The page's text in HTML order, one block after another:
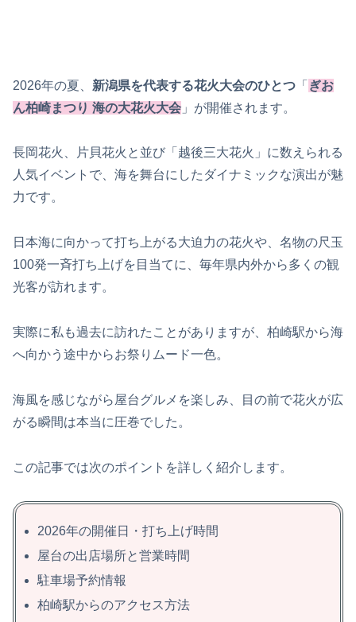
2026年の夏、 新潟県を代表する花火大会のひとつ 「 ぎお
ん柏崎まつり 海の大花火大会 」が開催されます。
長岡花火、片貝花火と並び「越後三大花火」に数えられる
人気イベントで、海を舞台にしたダイナミックな演出が魅
力です。
日本海に向かって打ち上がる大迫力の花火や、名物の尺玉
100発一斉打ち上げを目当てに、毎年県内外から多くの観
光客が訪れます。
実際に私も過去に訪れたことがありますが、柏崎駅から海
へ向かう途中からお祭りムード一色。
海風を感じながら屋台グルメを楽しみ、目の前で花火が広
がる瞬間は本当に圧巻でした。
この記事では次のポイントを詳しく紹介します。
2026年の開催日・打ち上げ時間
屋台の出店場所と営業時間
駐車場予約情報
柏崎駅からのアクセス方法